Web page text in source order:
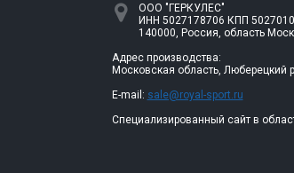
ООО "ГЕРКУЛЕС"
ИНН 5027178706 КПП
140000, Россия, область
Адрес производства:
Московская область, Люберецкий
E-mail: sale@royal-sport.ru
Специализированный сайт в